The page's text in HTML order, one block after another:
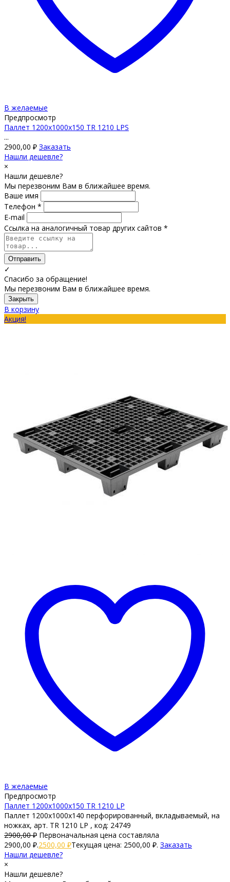
В желаемые
Предпросмотр
Паллет 1200х1000х150 TR 1210 LPS
...
2900,00 ₽ Заказать
Нашли дешевле?
×
Нашли дешевле?
Мы перезвоним Вам в ближайшее время.
Ваше имя
Телефон *
E-mail
Ссылка на аналогичный товар других сайтов *
Отправить
✓
Спасибо за обращение!
Мы перезвоним Вам в ближайшее время.
Закрыть
В корзину
Акция!
В желаемые
Предпросмотр
Паллет 1200х1000х150 TR 1210 LP
Паллет 1200х1000х140 перфорированный, вкладываемый, на
ножках, арт. TR 1210 LP , код: 24749
2900,00₽ Первоначальная цена составляла
2900,00 ₽.2500,00 ₽Текущая цена: 2500,00 ₽. Заказать
Нашли дешевле?
×
Нашли дешевле?